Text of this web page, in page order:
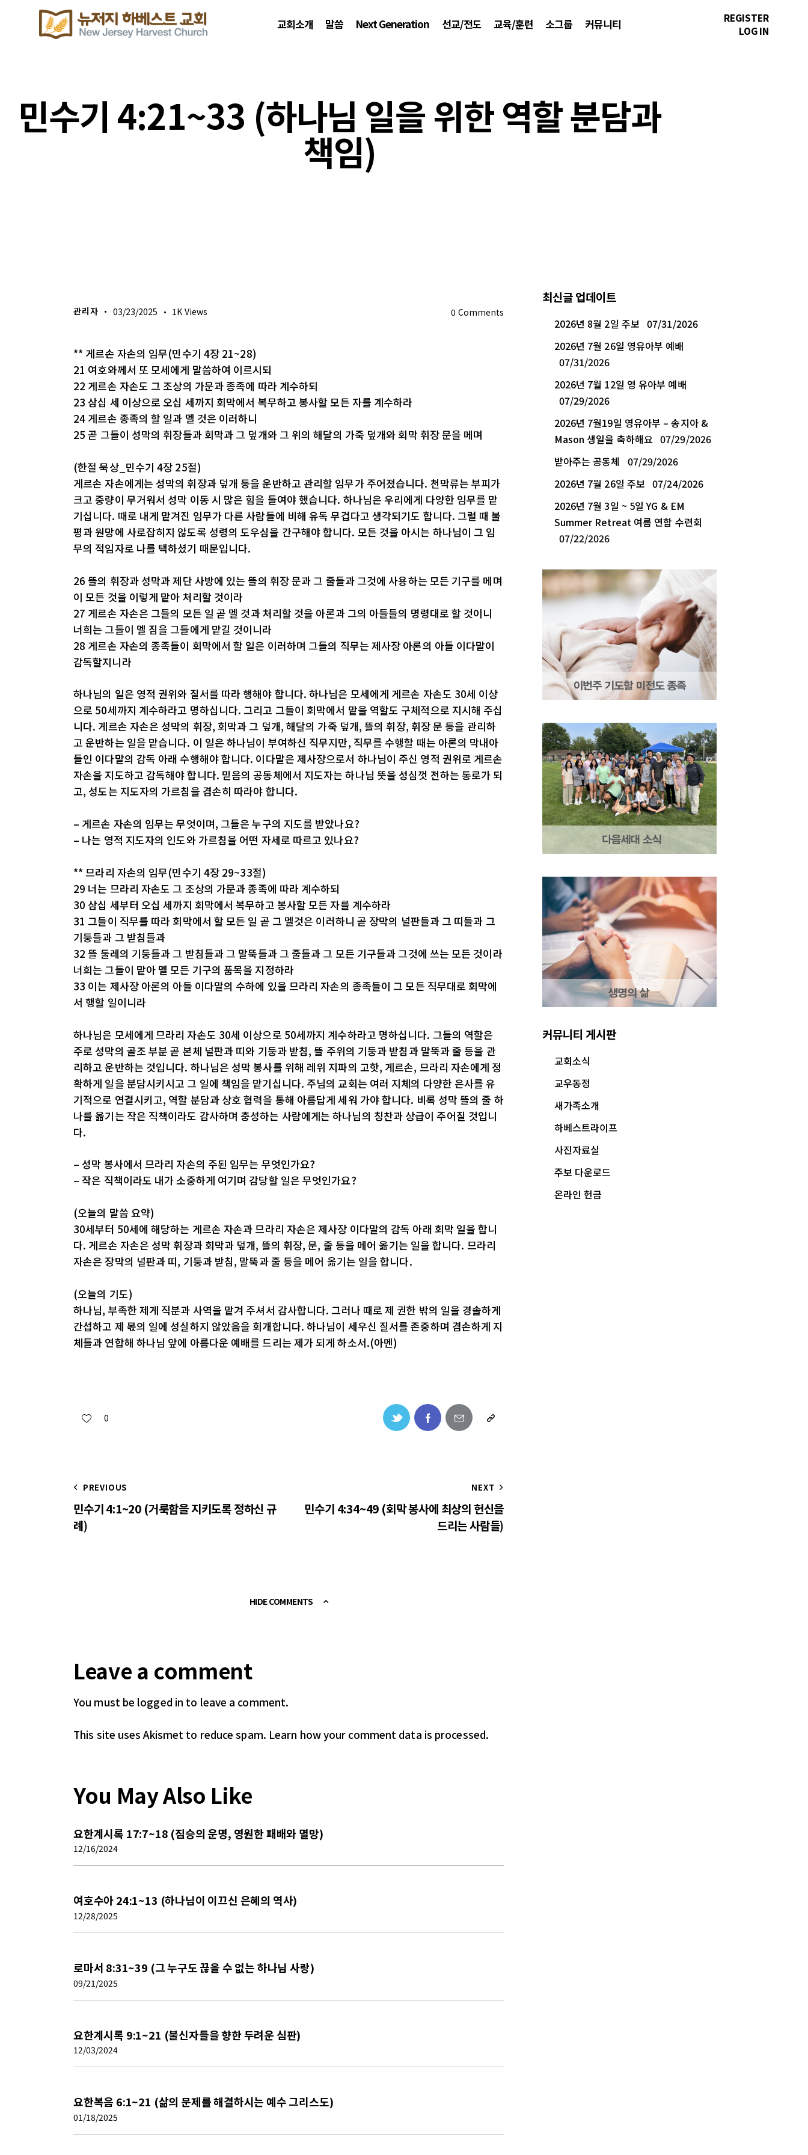
교회소개 말씀 Next Generation 선교/전도 교육/훈련 소그룹 커뮤니티
REGISTER
LOG IN
민수기 4:21~33 (하나님 일을 위한 역할 분담과
책임)
관리자 03/23/2025 1K Views 0 Comments
** 게르손 자손의 임무(민수기 4장 21~28)
21 여호와께서 또 모세에게 말씀하여 이르시되
22 게르손 자손도 그 조상의 가문과 종족에 따라 계수하되
23 삼십 세 이상으로 오십 세까지 회막에서 복무하고 봉사할 모든 자를 계수하라
24 게르손 종족의 할 일과 멜 것은 이러하니
25 곧 그들이 성막의 휘장들과 회막과 그 덮개와 그 위의 해달의 가죽 덮개와 회막 휘장 문을 메며
(한절 묵상_민수기 4장 25절)
게르손 자손에게는 성막의 휘장과 덮개 등을 운반하고 관리할 임무가 주어졌습니다. 천막류는 부피가
크고 중량이 무거워서 성막 이동 시 많은 힘을 들여야 했습니다. 하나님은 우리에게 다양한 임무를 맡
기십니다. 때로 내게 맡겨진 임무가 다른 사람들에 비해 유독 무겁다고 생각되기도 합니다. 그럴 때 불
평과 원망에 사로잡히지 않도록 성령의 도우심을 간구해야 합니다. 모든 것을 아시는 하나님이 그 임
무의 적임자로 나를 택하셨기 때문입니다.
26 뜰의 휘장과 성막과 제단 사방에 있는 뜰의 휘장 문과 그 줄들과 그것에 사용하는 모든 기구를 메며
이 모든 것을 이렇게 맡아 처리할 것이라
27 게르손 자손은 그들의 모든 일 곧 멜 것과 처리할 것을 아론과 그의 아들들의 명령대로 할 것이니
너희는 그들이 멜 짐을 그들에게 맡길 것이니라
28 게르손 자손의 종족들이 회막에서 할 일은 이러하며 그들의 직무는 제사장 아론의 아들 이다말이
감독할지니라
하나님의 일은 영적 권위와 질서를 따라 행해야 합니다. 하나님은 모세에게 게르손 자손도 30세 이상
으로 50세까지 계수하라고 명하십니다. 그리고 그들이 회막에서 맡을 역할도 구체적으로 지시해 주십
니다. 게르손 자손은 성막의 휘장, 회막과 그 덮개, 해달의 가죽 덮개, 뜰의 휘장, 휘장 문 등을 관리하
고 운반하는 일을 맡습니다. 이 일은 하나님이 부여하신 직무지만, 직무를 수행할 때는 아론의 막내아
들인 이다말의 감독 아래 수행해야 합니다. 이다말은 제사장으로서 하나님이 주신 영적 권위로 게르손
자손을 지도하고 감독해야 합니다. 믿음의 공동체에서 지도자는 하나님 뜻을 성심껏 전하는 통로가 되
고, 성도는 지도자의 가르침을 겸손히 따라야 합니다.
– 게르손 자손의 임무는 무엇이며, 그들은 누구의 지도를 받았나요?
– 나는 영적 지도자의 인도와 가르침을 어떤 자세로 따르고 있나요?
** 므라리 자손의 임무(민수기 4장 29~33절)
29 너는 므라리 자손도 그 조상의 가문과 종족에 따라 계수하되
30 삼십 세부터 오십 세까지 회막에서 복무하고 봉사할 모든 자를 계수하라
31 그들이 직무를 따라 회막에서 할 모든 일 곧 그 멜것은 이러하니 곧 장막의 널판들과 그 띠들과 그
기둥들과 그 받침들과
32 뜰 둘레의 기둥들과 그 받침들과 그 말뚝들과 그 줄들과 그 모든 기구들과 그것에 쓰는 모든 것이라
너희는 그들이 맡아 멜 모든 기구의 품목을 지정하라
33 이는 제사장 아론의 아들 이다말의 수하에 있을 므라리 자손의 종족들이 그 모든 직무대로 회막에
서 행할 일이니라
하나님은 모세에게 므라리 자손도 30세 이상으로 50세까지 계수하라고 명하십니다. 그들의 역할은
주로 성막의 골조 부분 곧 본체 널판과 띠와 기둥과 받침, 뜰 주위의 기둥과 받침과 말뚝과 줄 등을 관
리하고 운반하는 것입니다. 하나님은 성막 봉사를 위해 레위 지파의 고핫, 게르손, 므라리 자손에게 정
확하게 일을 분담시키시고 그 일에 책임을 맡기십니다. 주님의 교회는 여러 지체의 다양한 은사를 유
기적으로 연결시키고, 역할 분담과 상호 협력을 통해 아름답게 세워 가야 합니다. 비록 성막 뜰의 줄 하
나를 옮기는 작은 직책이라도 감사하며 충성하는 사람에게는 하나님의 칭찬과 상급이 주어질 것입니
다.
– 성막 봉사에서 므라리 자손의 주된 임무는 무엇인가요?
– 작은 직책이라도 내가 소중하게 여기며 감당할 일은 무엇인가요?
(오늘의 말씀 요약)
30세부터 50세에 해당하는 게르손 자손과 므라리 자손은 제사장 이다말의 감독 아래 회막 일을 합니
다. 게르손 자손은 성막 휘장과 회막과 덮개, 뜰의 휘장, 문, 줄 등을 메어 옮기는 일을 합니다. 므라리
자손은 장막의 널판과 띠, 기둥과 받침, 말뚝과 줄 등을 메어 옮기는 일을 합니다.
(오늘의 기도)
하나님, 부족한 제게 직분과 사역을 맡겨 주셔서 감사합니다. 그러나 때로 제 권한 밖의 일을 경솔하게
간섭하고 제 몫의 일에 성실하지 않았음을 회개합니다. 하나님이 세우신 질서를 존중하며 겸손하게 지
체들과 연합해 하나님 앞에 아름다운 예배를 드리는 제가 되게 하소서.(아멘)
0
PREVIOUS
민수기 4:1~20 (거룩함을 지키도록 정하신 규
례)
NEXT
민수기 4:34~49 (회막 봉사에 최상의 헌신을
드리는 사람들)
HIDE COMMENTS
Leave a comment
You must be logged in to leave a comment.
This site uses Akismet to reduce spam. Learn how your comment data is processed.
You May Also Like
요한계시록 17:7~18 (짐승의 운명, 영원한 패배와 멸망)
12/16/2024
여호수아 24:1~13 (하나님이 이끄신 은혜의 역사)
12/28/2025
로마서 8:31~39 (그 누구도 끊을 수 없는 하나님 사랑)
09/21/2025
요한계시록 9:1~21 (불신자들을 향한 두려운 심판)
12/03/2024
요한복음 6:1~21 (삶의 문제를 해결하시는 예수 그리스도)
01/18/2025
최신글 업데이트
2026년 8월 2일 주보 07/31/2026
2026년 7월 26일 영유아부 예배
07/31/2026
2026년 7월 12일 영 유아부 예배
07/29/2026
2026년 7월19일 영유아부 – 송지아 &
Mason 생일을 축하해요 07/29/2026
받아주는 공동체
07/29/2026
2026년 7월 26일 주보 07/24/2026
2026년 7월 3일 ~ 5일 YG & EM
Summer Retreat 여름 연합 수련회
07/22/2026
커뮤니티 게시판
교회소식
교우동정
새가족소개
하베스트라이프
사진자료실
주보 다운로드
온라인 헌금